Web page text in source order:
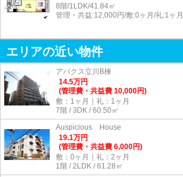
8階/1LDK/41.84㎡
管理・共益:12,000円/敷:0ヶ月/礼:1ヶ月
エリアの近い物件
アバクス立川B棟
14.5万円
(管理費・共益費 10,000円)
敷：1ヶ月｜礼：1ヶ月
7階 / 3DK / 60.50㎡
Auspicious House
19.1万円
(管理費・共益費 6,000円)
敷：0ヶ月｜礼：2ヶ月
1階 / 2LDK / 61.28㎡